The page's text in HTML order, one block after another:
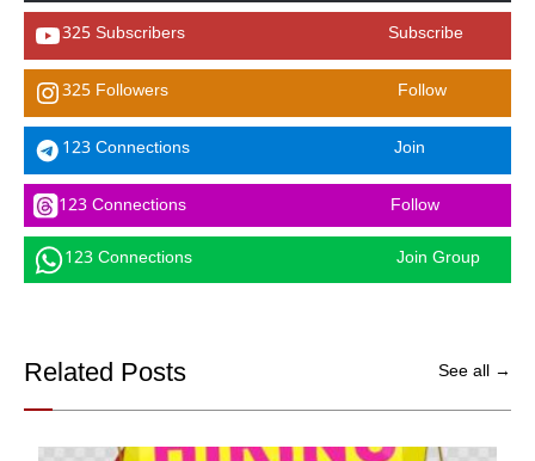
325 Subscribers Subscribe
325 Followers Follow
123 Connections Join
123 Connections Follow
123 Connections Join Group
Related Posts See all →